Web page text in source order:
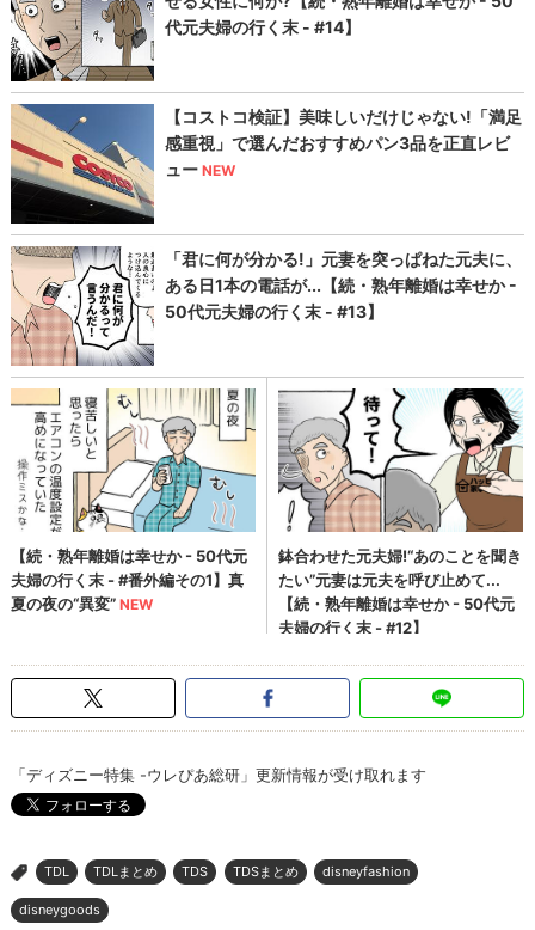
「ディズニー特集 -ウレぴあ総研」更新情報が受け取れます
> TDL TDLまとめ TDS TDSまとめ disneyfashion
disneygoods